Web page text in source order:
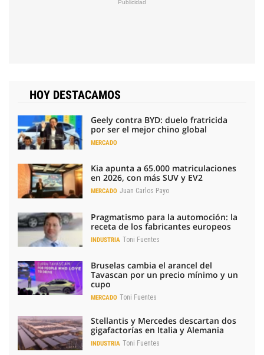
HOY DESTACAMOS
Geely contra BYD: duelo fratricida
por ser el mejor chino global
MERCADO
Kia apunta a 65.000 matriculaciones
en 2026, con más SUV y EV2
MERCADO Juan Carlos Payo
Pragmatismo para la automoción: la
receta de los fabricantes europeos
INDUSTRIA Toni Fuentes
Bruselas cambia el arancel del
Tavascan por un precio mínimo y un
cupo
MERCADO Toni Fuentes
Stellantis y Mercedes descartan dos
gigafactorías en Italia y Alemania
INDUSTRIA Toni Fuentes